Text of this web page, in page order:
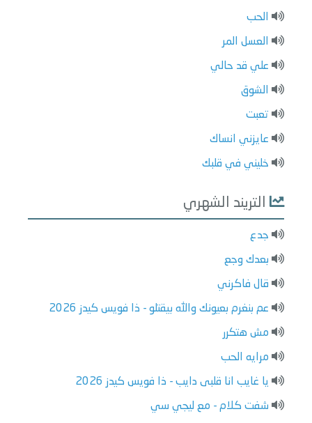
الحب
العسل المر
علي قد حالي
الشوق
تعبت
عايزني انساك
خليني في قلبك
التريند الشهري
جدع
بعدك وجع
قال فاكرني
عم بنغرم بعيونك والله بيقتلو - ذا فويس كيدز 2026
مش هتكرر
مرايه الحب
يا غايب انا قلبى دايب - ذا فويس كيدز 2026
شفت كلام - مع ليجي سي